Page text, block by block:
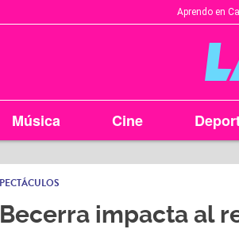
Aprendo en
Música Cine
impacta al